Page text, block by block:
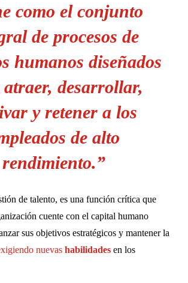
como el conjunto
de procesos de
humanos diseñados
desarrollar,
y retener a los
de alto
rendimiento.”
de talento, es una función crítica que
cuente con el capital humano
sus objetivos estratégicos y mantener la
nuevas habilidades en los